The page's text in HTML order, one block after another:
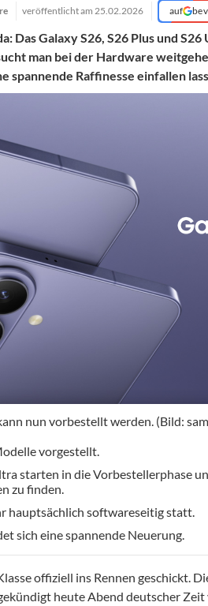
veröffentlicht am 25.02.2026 auf
Das Galaxy S26, S26 Plus und
man bei der Hardware
spannende Raffinesse einfallen
nun vorbestellt werden. (Bild:
vorgestellt.
starten in die Vorbestellerphase
zu finden.
hauptsächlich softwareseitig statt.
sich eine spannende Neuerung.
offiziell ins Rennen geschickt.
heute Abend deutscher